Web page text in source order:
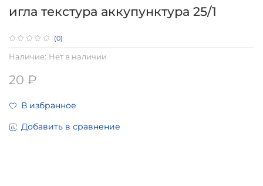
(0)
Наличие: Нет в наличии
игла текстура аккупунктура 25/1
20 ₽
В избранное
Добавить в сравнение